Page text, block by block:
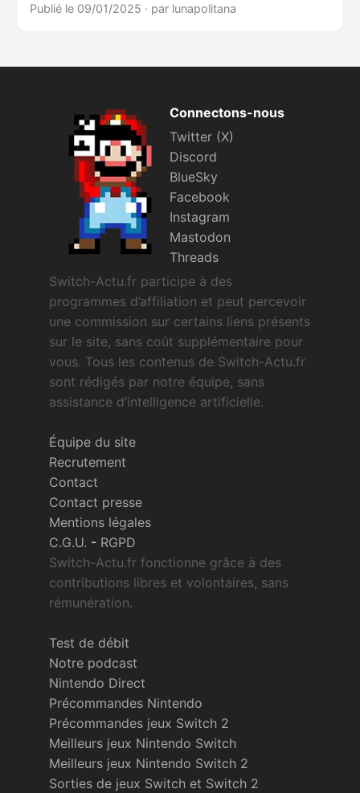
Publié le 09/01/2025 · par lunapolitana
Connectons-nous
Twitter (X)
Discord
BlueSky
Facebook
Instagram
Mastodon
Threads
Switch-Actu.fr participe à des
programmes d’affiliation et peut percevoir
une commission sur certains liens présents
sur le site, sans coût supplémentaire pour
vous. Tous les contenus de Switch-Actu.fr
sont rédigés par notre équipe, sans
assistance d’intelligence artificielle.
Équipe du site
Recrutement
Contact
Contact presse
Mentions légales
C.G.U. - RGPD
Switch-Actu.fr fonctionne grâce à des
contributions libres et volontaires, sans
rémunération.
Test de débit
Notre podcast
Nintendo Direct
Précommandes Nintendo
Précommandes jeux Switch 2
Meilleurs jeux Nintendo Switch
Meilleurs jeux Nintendo Switch 2
Sorties de jeux Switch et Switch 2